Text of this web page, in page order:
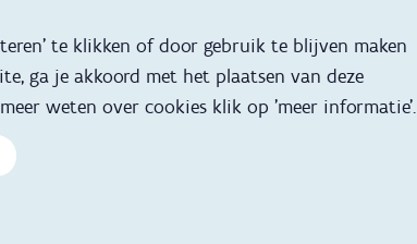
te klikken of door gebruik te blijven maken
ga je akkoord met het plaatsen van deze
weten over cookies klik op 'meer informatie'.
geboorte
Adoptie
Kinderwens